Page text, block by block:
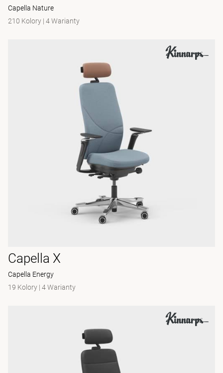
Capella Nature
210 Kolory | 4 Warianty
Capella X
Capella Energy
19 Kolory | 4 Warianty